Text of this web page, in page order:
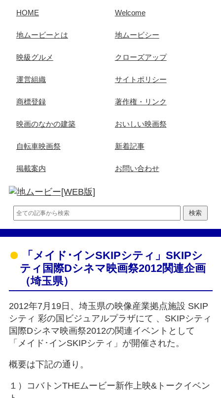
HOME Welcome
地ムービーとは 地ムービシー
映級グルメ クローズアップ
運営組織 サイトポリシー
商標登録 著作権・リンク
映画のなかの建築 おいしい映画祭
自転車映画祭 新着記事
掲載案内 お問い合わせ
「メイド･インSKIPシティ」SKIPシ
ティ国際Dシネマ映画祭2012関連企画
（埼玉県）
2012年7月19日、埼玉県の映像産業拠点施設 SKIP
シティ 彩の国ビジュアルプラザにて 、SKIPシティ
国際Dシネマ映画祭2012の関連イベントとして
「メイド･インSKIPシティ」が開催された。
概要は下記の通り。
１）コバトンTHEムービー新作上映&トークイベン